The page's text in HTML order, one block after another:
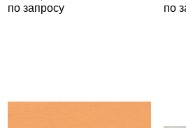
по запросу по